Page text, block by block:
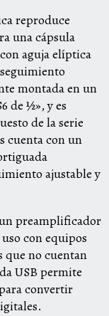
reproduce
una cápsula
aguja elíptica
montada en un
de ½», y es
de la serie
cuenta con un
ajustable y
preamplificador
con equipos
que no cuentan
USB permite
convertir